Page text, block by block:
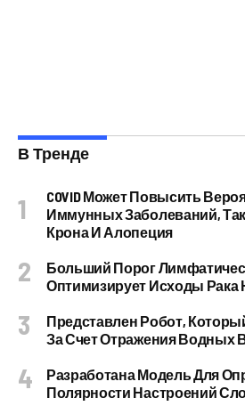
В Тренде
COVID Может Повысить
Иммунных Заболеваний,
Крона И Алопеция
Больший Порог
Оптимизирует Исходы Рака
Представлен Робот,
За Счет Отражения Водных
Разработана Модель Для
Полярности Настроений